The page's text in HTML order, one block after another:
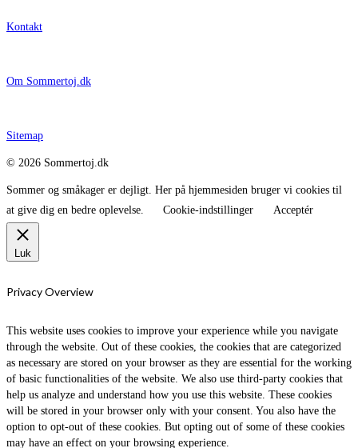
Kontakt
Om Sommertoj.dk
Sitemap
© 2026 Sommertoj.dk
Sommer og småkager er dejligt. Her på hjemmesiden bruger vi cookies til
at give dig en bedre oplevelse.
Cookie-indstillinger Acceptér
Luk
Privacy Overview
This website uses cookies to improve your experience while you navigate
through the website. Out of these cookies, the cookies that are categorized
as necessary are stored on your browser as they are essential for the working
of basic functionalities of the website. We also use third-party cookies that
help us analyze and understand how you use this website. These cookies
will be stored in your browser only with your consent. You also have the
option to opt-out of these cookies. But opting out of some of these cookies
may have an effect on your browsing experience.